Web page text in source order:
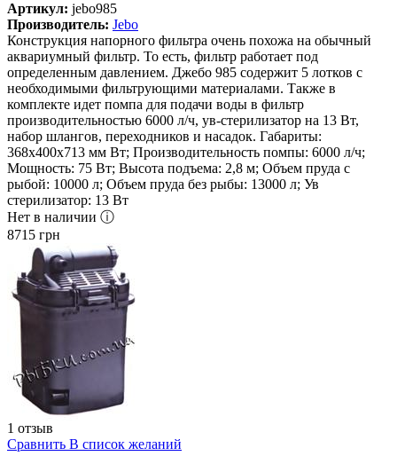
Артикул: jebo985
Производитель: Jebo
Конструкция напорного фильтра очень похожа на обычный
аквариумный фильтр. То есть, фильтр работает под
определенным давлением. Джебо 985 содержит 5 лотков с
необходимыми фильтрующими материалами. Также в
комплекте идет помпа для подачи воды в фильтр
производительностью 6000 л/ч, ув-стерилизатор на 13 Вт,
набор шлангов, переходников и насадок. Габариты:
368х400х713 мм Вт; Производительность помпы: 6000 л/ч;
Мощность: 75 Вт; Высота подъема: 2,8 м; Объем пруда с
рыбой: 10000 л; Объем пруда без рыбы: 13000 л; Ув
стерилизатор: 13 Вт
Нет в наличии ⓘ
8715 грн
1 отзыв
Сравнить В список желаний